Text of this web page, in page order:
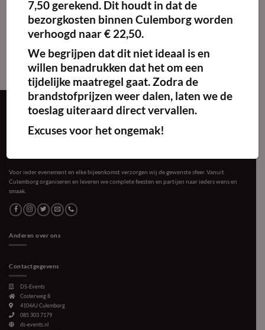
Kies
huurperiode
Over ons
Voor ieder evenement en elke bijeenkomst verzorgen wij de gewenste sfeer. Vanuit
Culemborg organiseren en leveren we complete feesten en partijen naar ieders wens en
smaak.
Anderen over ons
Contactgegevens
DS-Events
Costerweg 8
4104AJ Culemborg
085 303 7179
ds-events.nl
7,50 gerekend. Dit houdt in dat de
bezorgkosten binnen Culemborg worden
verhoogd naar € 22,50.
We begrijpen dat dit niet ideaal is en
willen benadrukken dat het om een
tijdelijke maatregel gaat. Zodra de
brandstofprijzen weer dalen, laten we de
toeslag uiteraard direct vervallen.
Excuses voor het ongemak!